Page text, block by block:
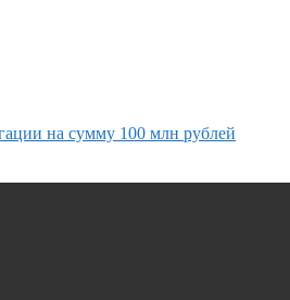
на сумму 100 млн рублей